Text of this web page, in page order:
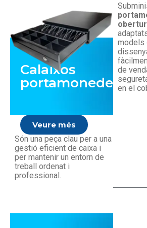
Calaixos
portamonedes
Veure més
Són una peça clau per a una
gestió eficient de caixa i
per mantenir un entorn de
treball ordenat i
professional.
models
de
en el